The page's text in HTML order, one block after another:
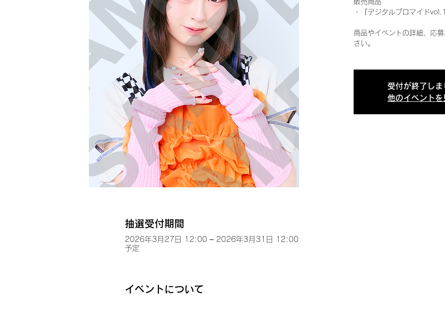
販売商品
・『デジタルブロマイド
商品やイベントの詳細、応
さい。
受付が終了しま
他のイベントを
抽選受付期間
2026年3月27日 12:00 – 2026年3月31日 12:00
予定
イベントについて